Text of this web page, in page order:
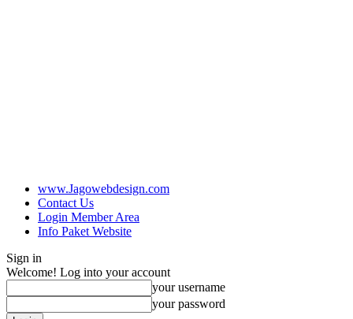
www.Jagowebdesign.com
Contact Us
Login Member Area
Info Paket Website
Sign in
Welcome! Log into your account
your username
your password